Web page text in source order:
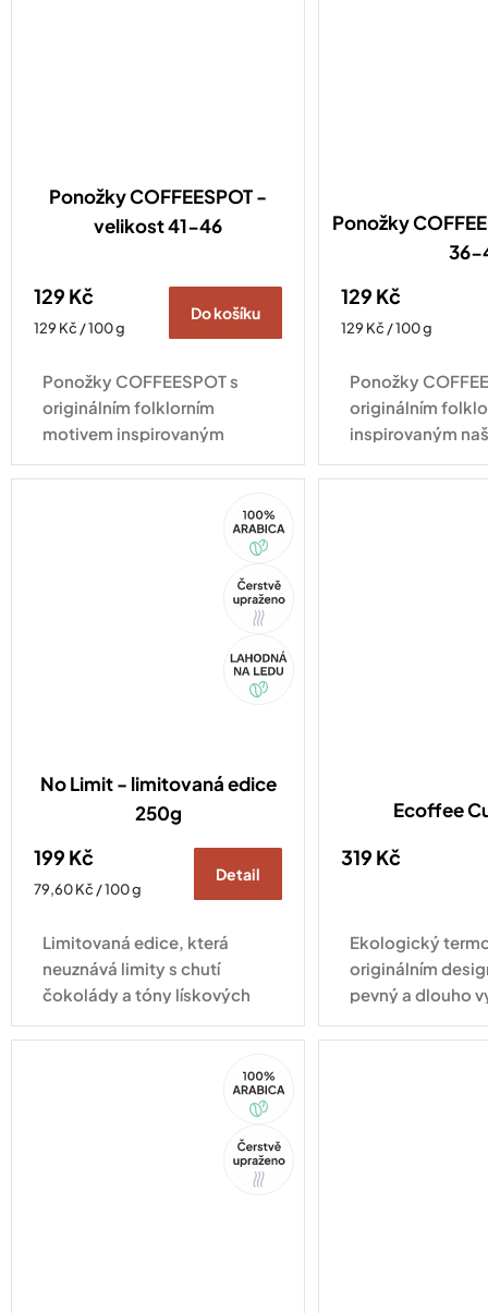
Ponožky COFFEESPOT -
velikost 41-46
129 Kč
Měrná
129 Kč / 100 g
Do košíku
Ponožky COFFEESPOT s
originálním folklorním
motivem inspirovaným
naší espresso směsí Ta naša
nekyselá dodají šmrnc
Ponožky
36-
129 Kč
Měrná
129 Kč / 100 g
Ponožky
originálním
inspirovaným
směsí Ta naša
šmrnc každému
Tip
Arabica
No Limit - limitovaná edice
250g
199 Kč
Měrná
79,60 Kč / 100 g
Detail
Limitovaná edice, která
neuznává limity s chutí
čokolády a tóny lískových
oříšků.
Ecoffee
319 Kč
Ekologický
originálním
pevný a dlouho
pro každodenní
Tip
Arabica